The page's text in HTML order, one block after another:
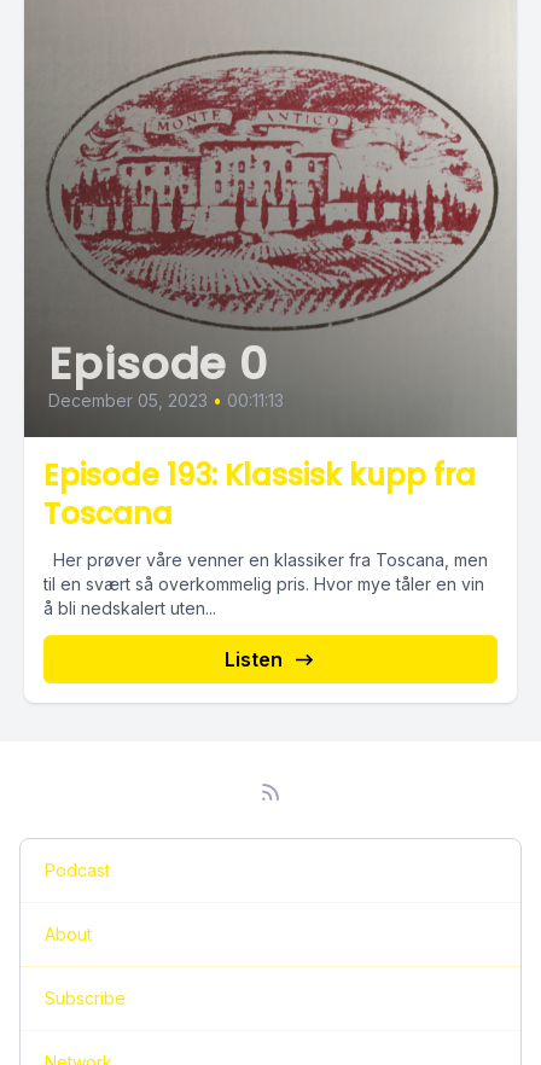
Episode 0
December 05, 2023 • 00:11:13
Episode 193: Klassisk kupp fra
Toscana
Her prøver våre venner en klassiker fra Toscana, men
til en svært så overkommelig pris. Hvor mye tåler en vin
å bli nedskalert uten...
Listen
Podcast
About
Subscribe